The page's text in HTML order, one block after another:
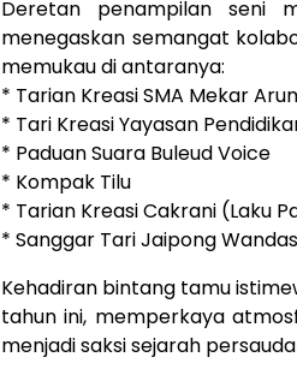
Deretan penampilan seni
menegaskan semangat
memukau di antaranya:
* Tarian Kreasi SMA Mekar
* Tari Kreasi Yayasan
* Paduan Suara Buleud Voice
* Kompak Tilu
* Tarian Kreasi Cakrani (Laku
* Sanggar Tari Jaipong
Kehadiran bintang tamu
tahun ini, memperkaya
menjadi saksi sejarah